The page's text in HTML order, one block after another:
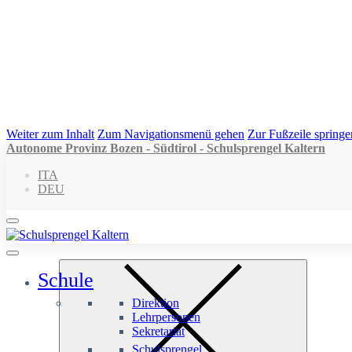
Weiter zum Inhalt Zum Navigationsmenü gehen Zur Fußzeile
Autonome Provinz Bozen - Südtirol - Schulsprengel Kaltern
ITA
DEU
Schule
Direktion
Lehrpersonen
Sekretariat
Schulsprengel